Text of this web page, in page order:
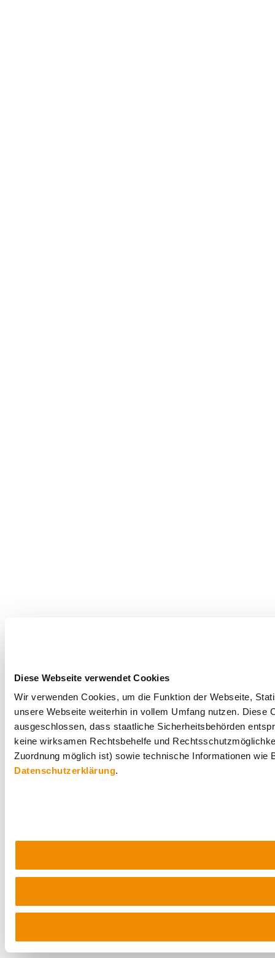
Diese Webseite verwendet Cookies
Wir verwenden Cookies, um die Funktion der Webseite,
unsere Webseite weiterhin in vollem Umfang nutzen.
ausgeschlossen, dass staatliche Sicherheitsbehörden
keine wirksamen Rechtsbehelfe und
Zuordnung möglich ist) sowie technische Informationen
Datenschutzerklärung.